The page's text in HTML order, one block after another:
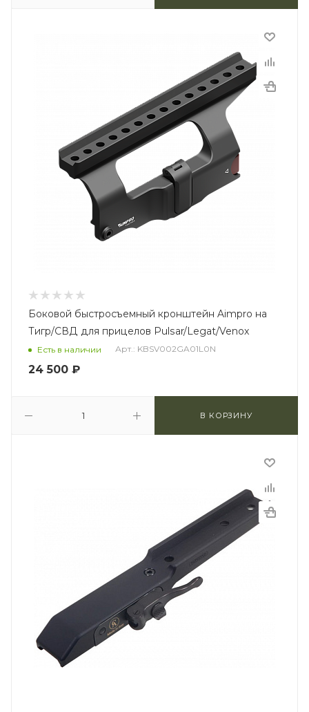
Боковой быстросъемный кронштейн Aimpro на
Тигр/СВД для прицелов Pulsar/Legat/Venox
Есть в наличии Арт.: KBSV002GA01L0N
24 500 ₽
В КОРЗИНУ